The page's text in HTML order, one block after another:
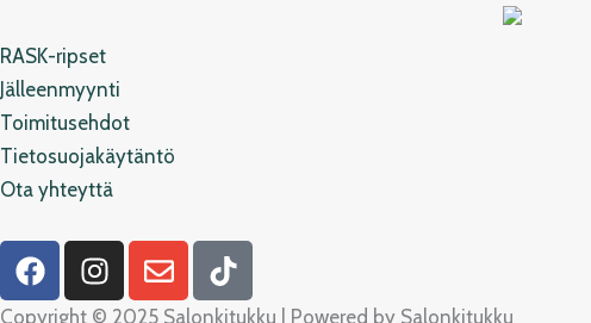
RASK-ripset
Jälleenmyynti
Toimitusehdot
Tietosuojakäytäntö
Ota yhteyttä
F
a
c
I
n
s
E
n
v
T
i
k
Copyright © 2025 Salonkitukku | Powered by Salonkitukku